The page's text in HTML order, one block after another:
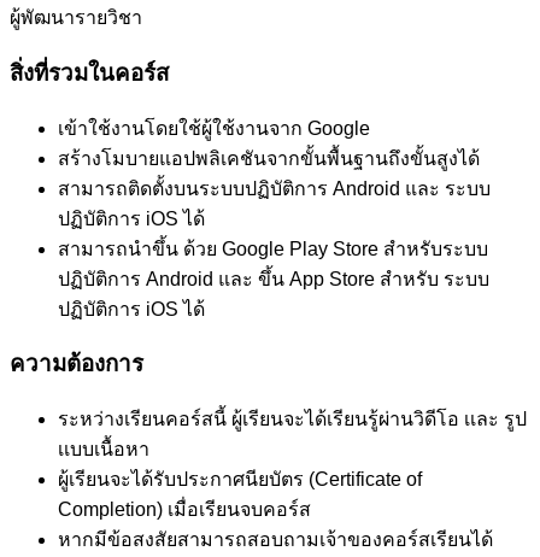
ผู้พัฒนารายวิชา
สิ่งที่รวมในคอร์ส
เข้าใช้งานโดยใช้ผู้ใช้งานจาก Google
สร้างโมบายแอปพลิเคชันจากขั้นพื้นฐานถึงขั้นสูงได้
สามารถติดตั้งบนระบบปฏิบัติการ Android และ ระบบ
ปฏิบัติการ iOS ได้
สามารถนำขึ้น ด้วย Google Play Store สำหรับระบบ
ปฏิบัติการ Android และ ขึ้น App Store สำหรับ ระบบ
ปฏิบัติการ iOS ได้
ความต้องการ
ระหว่างเรียนคอร์สนี้ ผู้เรียนจะได้เรียนรู้ผ่านวิดีโอ เเละ รูป
เเบบเนื้อหา
ผู้เรียนจะได้รับประกาศนียบัตร (Certificate of
Completion) เมื่อเรียนจบคอร์ส
หากมีข้อสงสัยสามารถสอบถามเจ้าของคอร์สเรียนได้